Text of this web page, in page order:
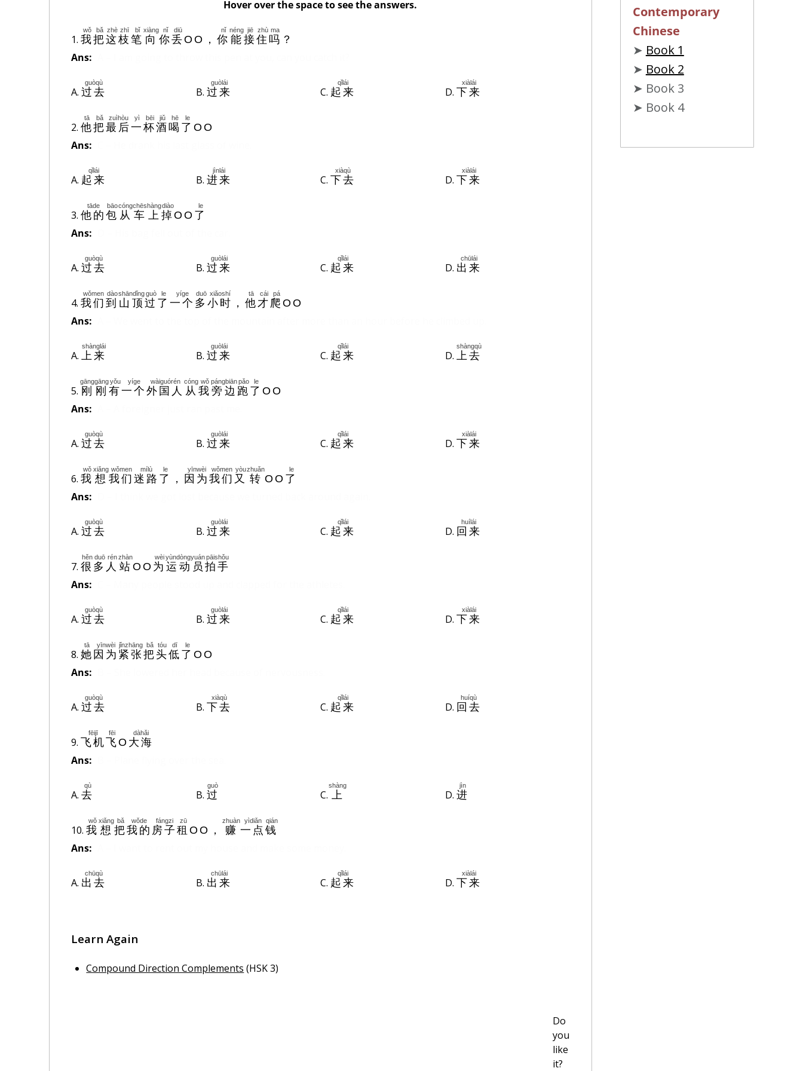
Hover overthe space to see the answers.
1.我
wǒ
把
bǎ
这
zhè
枝
zhī
笔
bǐ
向
xiàng
你
nǐ
丢
diū
OO ，你
nǐ
能
néng
接
jiē
住
zhù
吗
ma
？
Ans:
A.过去
guòqù
B. 过来
guòlái
C. 起来
qǐlái
D. 下来
xiàlái
2.他
tā
把
bǎ
最后
zuìhòu
一
yì
杯
bēi
酒
jiǔ
喝
hē
了
le
OO
Ans:
A. 起来
qǐlái
B. 进来
jìnlái
C.下去
xiàqù
D. 下来
xiàlái
3.他的
tāde
包
bāo
从
cóng
车上
chēshàng
掉
diào
OO 了
le
Ans:
A.过去
guòqù
B. 过来
guòlái
C. 起来
qǐlái
D. 出来
chūlái
4.我们
wǒmen
到
dào
山顶
shāndǐng
过
guò
了
le
一个
yíge
多
duō
小时
xiǎoshí
，他
tā
才
cái
爬
pá
OO
Ans:
A.上来
shànglái
B. 过来
guòlái
C. 起来
qǐlái
D. 上去
shàngqù
5. 刚刚
gānggāng
有
yǒu
一个
yíge
外国人
wàiguórén
从
cóng
我
wǒ
旁边
pángbiān
跑
pǎo
了
le
OO
Ans:
A.过去
guòqù
B. 过来
guòlái
C. 起来
qǐlái
D. 下来
xiàlái
6.我
wǒ
想
xiǎng
我们
wǒmen
迷路
mílù
了
le
， 因为
yīnwèi
我们
wǒmen
又
yòu
转
zhuǎn
OO 了
le
Ans:
A.过去
guòqù
B. 过来
guòlái
C. 起来
qǐlái
D. 回来
huílái
7.很
hěn
多
duō
人
rén
站
zhàn
OO 为
wèi
运动员
yùndòngyuán
拍手
pāishǒu
Ans:
A.过去
guòqù
B. 过来
guòlái
C. 起来
qǐlái
D. 下来
xiàlái
8.她
tā
因为
yīnwèi
紧张
jǐnzhāng
把
bǎ
头
tóu
低
dī
了
le
OO
Ans:
A.过去
guòqù
B. 下去
xiàqù
C. 起来
qǐlái
D. 回去
huíqù
9. 飞机
fēijī
飞
fēi
O 大海
dàhǎi
Ans:
A.去
qù
B. 过
guò
C. 上
shàng
D. 进
jìn
10.我
wǒ
想
xiǎng
把
bǎ
我的
wǒde
房子
fángzi
租
zū
OO ， 赚
zhuàn
一点
yìdiǎn
钱
qián
Ans:
A. 出去
chūqù
B. 出来
chūlái
C. 起来
qǐlái
D. 下来
xiàlái
Learn Again
Compound Direction Complements (HSK 3)
Do
you
like
it?
Contemporary
Chinese
➤ Book 1
➤ Book 2
➤ Book 3
➤ Book 4